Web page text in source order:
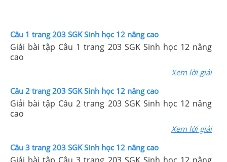
Câu 1 trang 203 SGK Sinh học 12 nâng cao
Giải bài tập Câu 1 trang 203 SGK Sinh học 12 nâng
cao
Xem lời giải
Câu 2 trang 203 SGK Sinh học 12 nâng cao
Giải bài tập Câu 2 trang 203 SGK Sinh học 12 nâng
cao
Xem lời giải
Câu 3 trang 203 SGK Sinh học 12 nâng cao